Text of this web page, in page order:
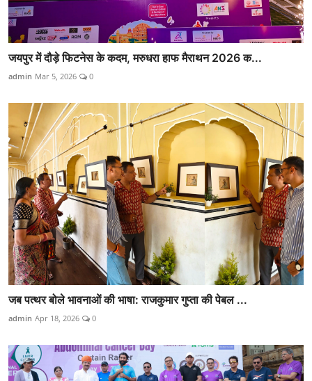
जयपुर में दौड़े फिटनेस के कदम, मरुधरा हाफ मैराथन 2026 क...
admin Mar 5, 2026 0
जब पत्थर बोले भावनाओं की भाषा: राजकुमार गुप्ता की पेबल ...
admin Apr 18, 2026 0